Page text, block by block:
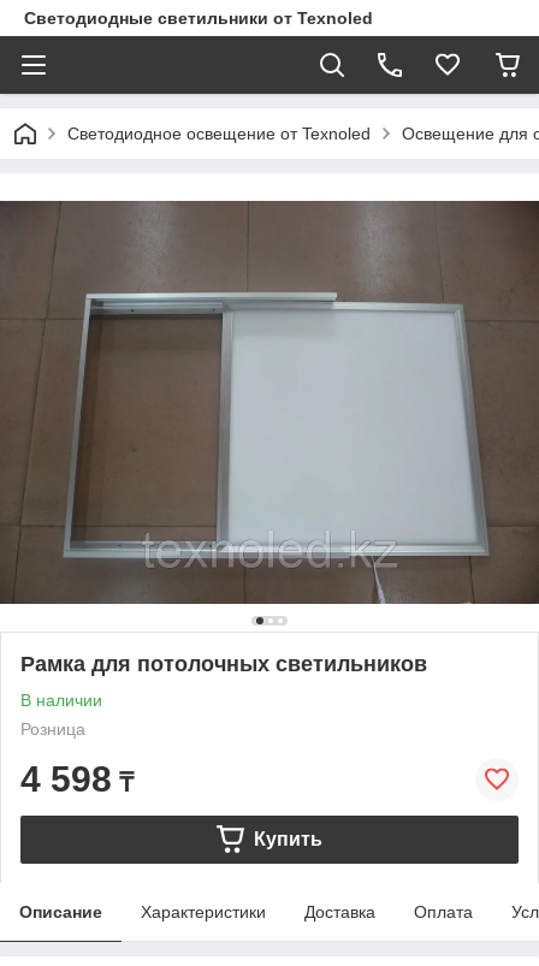
Светодиодные светильники от Texnoled
Светодиодное освещение от Texnoled Освещение для
Рамка для потолочных светильников
В наличии
Розница
4 598 ₸
Купить
Описание Характеристики Доставка Оплата